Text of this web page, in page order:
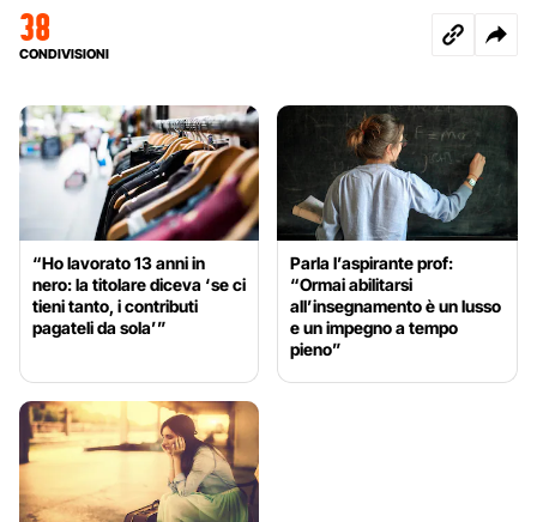
38
CONDIVISIONI
“Ho lavorato 13 anni in
nero: la titolare diceva ‘se ci
tieni tanto, i contributi
pagateli da sola’”
Parla l’aspirante prof:
“Ormai abilitarsi
all’insegnamento è un lusso
e un impegno a tempo
pieno”